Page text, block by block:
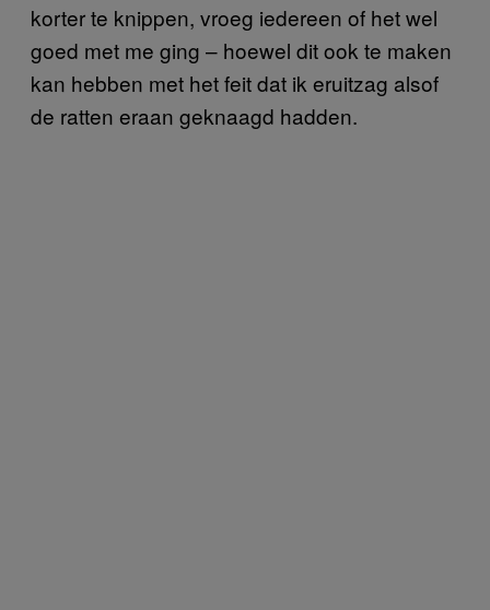
korter te knippen, vroeg iedereen of het wel
goed met me ging – hoewel dit ook te maken
kan hebben met het feit dat ik eruitzag alsof
de ratten eraan geknaagd hadden.